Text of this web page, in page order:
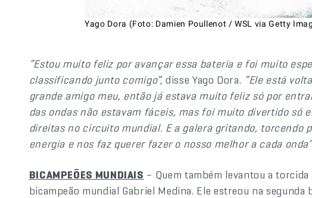
Yago Dora (Foto: Damien Poullenot / WSL via Getty
“Estou muito feliz por avançar essa bateria e foi muito
classificando junto comigo”,disse Yago Dora. “Ele está
grande amigo meu, então já estava muito feliz só por
das ondas não estavam fáceis, mas foi muito divertido só
direitas no circuito mundial. E a galera gritando, torcendo
energia e nos faz querer fazer o nosso melhor a cada
BICAMPEÕES MUNDIAIS – Quem também levantou a
bicampeão mundial Gabriel Medina. Ele estreou na